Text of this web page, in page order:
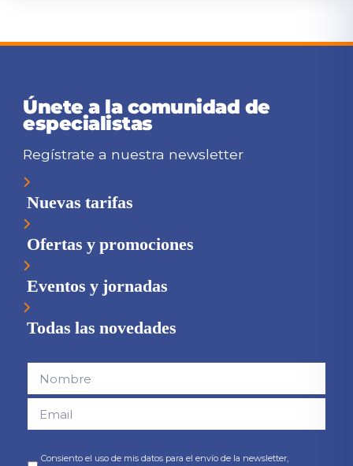
Únete a la comunidad de
especialistas
Regístrate a nuestra newsletter
Nuevas tarifas
Ofertas y promociones
Eventos y jornadas
Todas las novedades
Consiento el uso de mis datos para el envío de la newsletter,